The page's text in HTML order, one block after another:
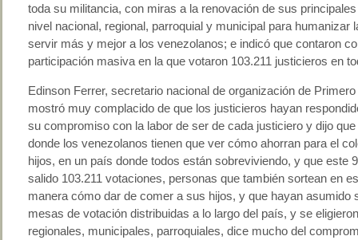
toda su militancia, con miras a la renovación de sus
nivel nacional, regional, parroquial y municipal para humanizar
servir más y mejor a los venezolanos; e indicó que contaron
participación masiva en la que votaron 103.211 justicieros en
Edinson Ferrer, secretario nacional de organización de
mostró muy complacido de que los justicieros hayan
su compromiso con la labor de ser de cada justiciero y dijo que
donde los venezolanos tienen que ver cómo ahorran para el
hijos, en un país donde todos están sobreviviendo, y que este
salido 103.211 votaciones, personas que también sortean en
manera cómo dar de comer a sus hijos, y que hayan asumido
mesas de votación distribuidas a lo largo del país, y se
regionales, municipales, parroquiales, dice mucho del